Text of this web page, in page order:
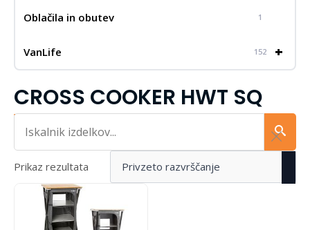
Oblačila in obutev 1
+
VanLife 152
CROSS COOKER HWT SQ
Iskalnik...
Prikaz rezultata